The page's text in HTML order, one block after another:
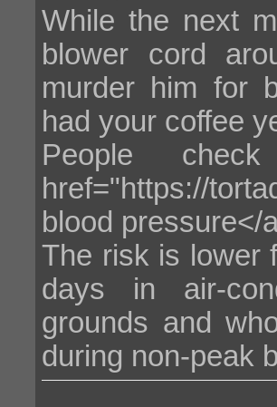
While the next
blower cord
murder him for
had your coffee
People
href="https://
blood pressure</
The risk is lower
days in air-
grounds and
during non-peak